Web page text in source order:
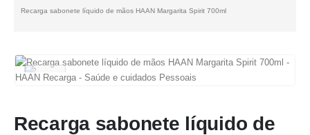
Recarga sabonete líquido de mãos HAAN Margarita Spirit 700ml
Recarga sabonete líquido de